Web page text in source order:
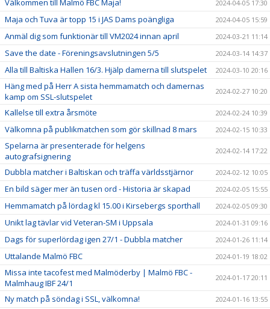
Välkommen till Malmö FBC Maja! 2024-04-05 17:30
Maja och Tuva är topp 15 i JAS Dams poängliga 2024-04-05 15:59
Anmäl dig som funktionär till VM2024 innan april 2024-03-21 11:14
Save the date - Föreningsavslutningen 5/5 2024-03-14 14:37
Alla till Baltiska Hallen 16/3. Hjälp damerna till slutspelet 2024-03-10 20:16
Häng med på Herr A sista hemmamatch och damernas
kamp om SSL-slutspelet
2024-02-27 10:20
Kallelse till extra årsmöte 2024-02-24 10:39
Välkomna på publikmatchen som gör skillnad 8 mars 2024-02-15 10:33
Spelarna är presenterade för helgens
autografsignering
2024-02-14 17:22
Dubbla matcher i Baltiskan och träffa världsstjärnor 2024-02-12 10:05
En bild säger mer än tusen ord - Historia är skapad 2024-02-05 15:55
Hemmamatch på lördag kl 15.00 i Kirsebergs sporthall 2024-02-05 09:30
Unikt lag tävlar vid Veteran-SM i Uppsala 2024-01-31 09:16
Dags för superlördag igen 27/1 - Dubbla matcher 2024-01-26 11:14
Uttalande Malmö FBC 2024-01-19 18:02
Missa inte tacofest med Malmöderby | Malmö FBC -
Malmhaug IBF 24/1
2024-01-17 20:11
Ny match på söndag i SSL, välkomna! 2024-01-16 13:55